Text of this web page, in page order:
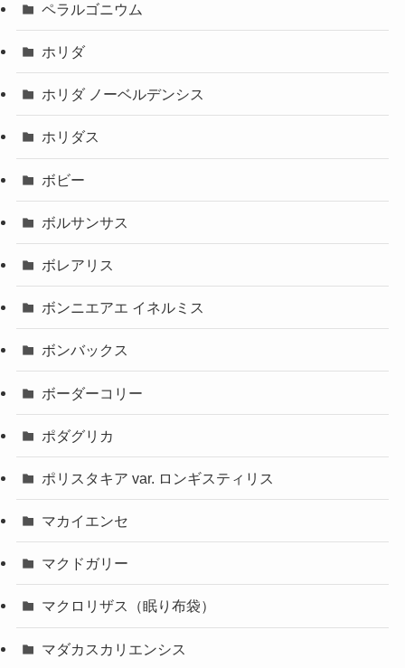
ペラルゴニウム
ホリダ
ホリダ ノーベルデンシス
ホリダス
ボビー
ボルサンサス
ボレアリス
ボンニエアエ イネルミス
ボンバックス
ボーダーコリー
ポダグリカ
ポリスタキア var. ロンギスティリス
マカイエンセ
マクドガリー
マクロリザス（眠り布袋）
マダカスカリエンシス